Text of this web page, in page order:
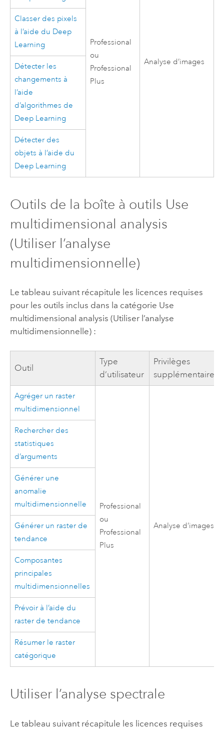
Professional
ou
Professional
Plus
Analyse d’images
Classer des pixels
à l’aide du Deep
Learning
Détecter les
changements à
l’aide
d’algorithmes de
Deep Learning
Détecter des
objets à l’aide du
Deep Learning
Outils de la boîte à outils Use
multidimensional analysis
(Utiliser l’analyse
multidimensionnelle)
Le tableau suivant récapitule les licences requises
pour les outils inclus dans la catégorie Use
multidimensional analysis (Utiliser l’analyse
multidimensionnelle) :
Outil
Type
d’utilisateur
Privilèges
supplémentaires
Agréger un raster
multidimensionnel
Professional
ou
Professional
Plus
Analyse d’images
Rechercher des
statistiques
d’arguments
Générer une
anomalie
multidimensionnelle
Générer un raster de
tendance
Composantes
principales
multidimensionnelles
Prévoir à l’aide du
raster de tendance
Résumer le raster
catégorique
Utiliser l’analyse spectrale
Le tableau suivant récapitule les licences requises